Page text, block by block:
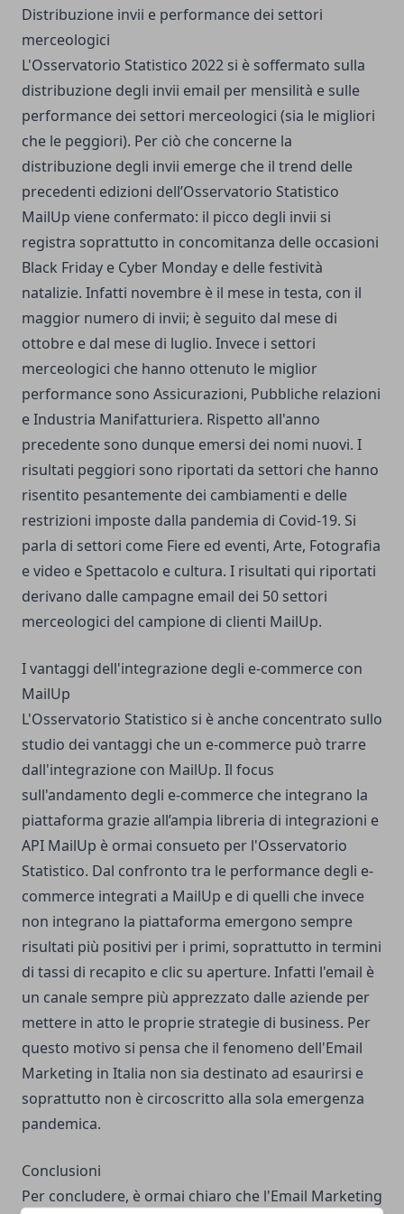
Distribuzione invii e performance dei settori
merceologici
L'Osservatorio Statistico 2022 si è soffermato sulla
distribuzione degli invii email per mensilità e sulle
performance dei settori merceologici (sia le migliori
che le peggiori). Per ciò che concerne la
distribuzione degli invii emerge che il trend delle
precedenti edizioni dell’Osservatorio Statistico
MailUp viene confermato: il picco degli invii si
registra soprattutto in concomitanza delle occasioni
Black Friday e Cyber Monday e delle festività
natalizie. Infatti novembre è il mese in testa, con il
maggior numero di invii; è seguito dal mese di
ottobre e dal mese di luglio. Invece i settori
merceologici che hanno ottenuto le miglior
performance sono Assicurazioni, Pubbliche relazioni
e Industria Manifatturiera. Rispetto all'anno
precedente sono dunque emersi dei nomi nuovi. I
risultati peggiori sono riportati da settori che hanno
risentito pesantemente dei cambiamenti e delle
restrizioni imposte dalla pandemia di Covid-19. Si
parla di settori come Fiere ed eventi, Arte, Fotografia
e video e Spettacolo e cultura. I risultati qui riportati
derivano dalle campagne email dei 50 settori
merceologici del campione di clienti MailUp.
I vantaggi dell'integrazione degli e-commerce con
MailUp
L'Osservatorio Statistico si è anche concentrato sullo
studio dei vantaggi che un e-commerce può trarre
dall'integrazione con MailUp. Il focus
sull'andamento degli e-commerce che integrano la
piattaforma grazie all’ampia libreria di integrazioni e
API MailUp è ormai consueto per l'Osservatorio
Statistico. Dal confronto tra le performance degli e-
commerce integrati a MailUp e di quelli che invece
non integrano la piattaforma emergono sempre
risultati più positivi per i primi, soprattutto in termini
di tassi di recapito e clic su aperture. Infatti l'email è
un canale sempre più apprezzato dalle aziende per
mettere in atto le proprie strategie di business. Per
questo motivo si pensa che il fenomeno dell'Email
Marketing in Italia non sia destinato ad esaurirsi e
soprattutto non è circoscritto alla sola emergenza
pandemica.
Conclusioni
Per concludere, è ormai chiaro che l'Email Marketing